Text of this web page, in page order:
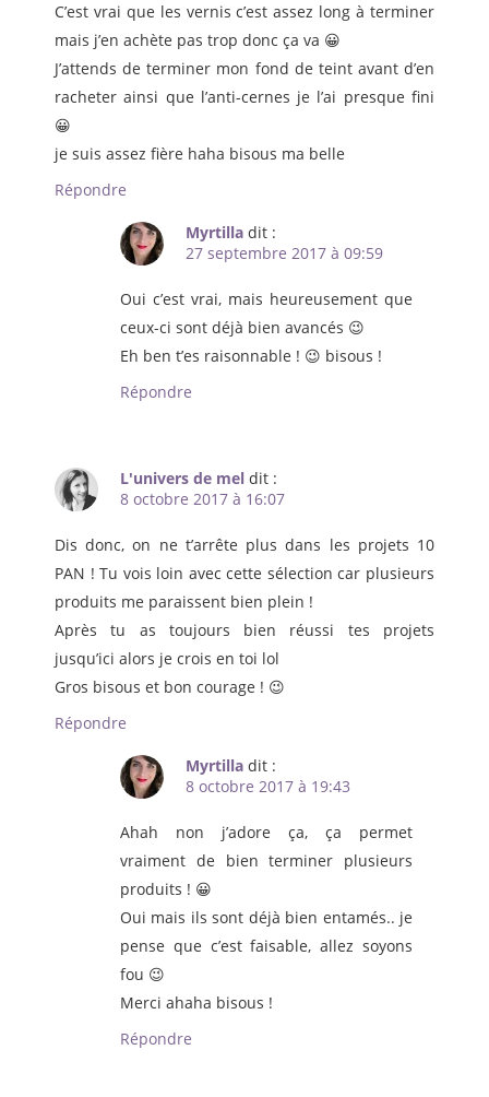
C’est vrai que les vernis c’est assez long à terminer
mais j’en achète pas trop donc ça va 😀
J’attends de terminer mon fond de teint avant d’en
racheter ainsi que l’anti-cernes je l’ai presque fini
😀
je suis assez fière haha bisous ma belle
Répondre
Myrtilla dit :
27 septembre 2017 à 09:59
Oui c’est vrai, mais heureusement que
ceux-ci sont déjà bien avancés 😉
Eh ben t’es raisonnable ! 😉 bisous !
Répondre
L'univers de mel dit :
8 octobre 2017 à 16:07
Dis donc, on ne t’arrête plus dans les projets 10
PAN ! Tu vois loin avec cette sélection car plusieurs
produits me paraissent bien plein !
Après tu as toujours bien réussi tes projets
jusqu’ici alors je crois en toi lol
Gros bisous et bon courage ! 😉
Répondre
Myrtilla dit :
8 octobre 2017 à 19:43
Ahah non j’adore ça, ça permet
vraiment de bien terminer plusieurs
produits ! 😀
Oui mais ils sont déjà bien entamés.. je
pense que c’est faisable, allez soyons
fou 😉
Merci ahaha bisous !
Répondre